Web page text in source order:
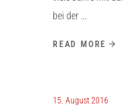
bei der
READ MORE
15. August 2016